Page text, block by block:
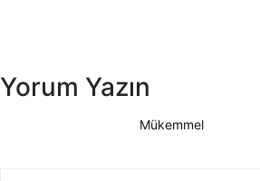
Yorum Yazın
Mükemmel